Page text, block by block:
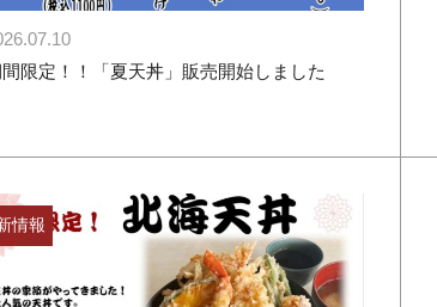
限定！！「夏天丼」販売開始しました
情報